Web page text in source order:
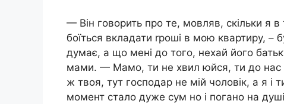
— Він говорить про те, мовляв, скільки я
боїться вкладати rроші в мою квартиру, –
думає, а що мені до того, нехай його
мами. — Мамо, ти не хвил юйся, ти до нас
ж твоя, тут господар не мій чоловік, а я
момент стало дуже сум но і погано на